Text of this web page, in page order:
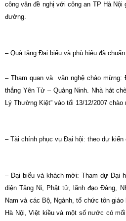
công văn đề nghị với công an TP Hà
đường.
– Quà tặng Đại biểu và phù hiệu đã
– Tham quan và văn nghệ chào mừng:
thắng Yên Tử – Quảng Ninh. Nhà hát
Lý Thường Kiệt” vào tối 13/12/2007
– Tài chính phục vụ Đại hội: theo dự kiến
– Đại biểu và khách mời: Tham dự Đại
diện Tăng Ni, Phật tử, lãnh đạo Đảng,
Nam và các Bộ, Ngành, tổ chức tôn
Hà Nội, Việt kiều và một số nước có